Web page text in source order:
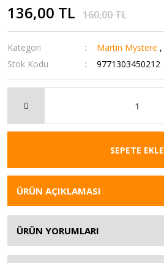
136,00 TL 160,00 TL
Kategori Martin Mystere ,
Stok Kodu
9771303450212
SEPETE EKLE
ÜRÜN AÇIKLAMASI
ÜRÜN YORUMLARI